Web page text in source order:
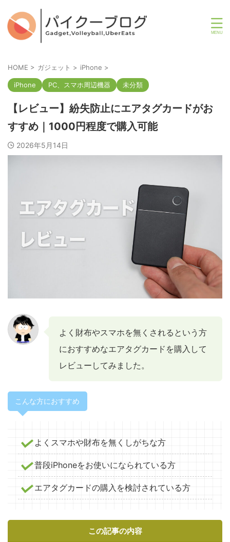
HOME > ガジェット > iPhone >
iPhone PC、スマホ周辺機器 未分類
【レビュー】紛失防止にエアタグカードがお
すすめ｜1000円程度で購入可能
2026年5月14日
よく財布やスマホを無くされるという方
におすすめなエアタグカードを購入して
レビューしてみました。
こんな方におすすめ
よくスマホや財布を無くしがちな方
普段iPhoneをお使いになられている方
エアタグカードの購入を検討されている方
この記事の内容